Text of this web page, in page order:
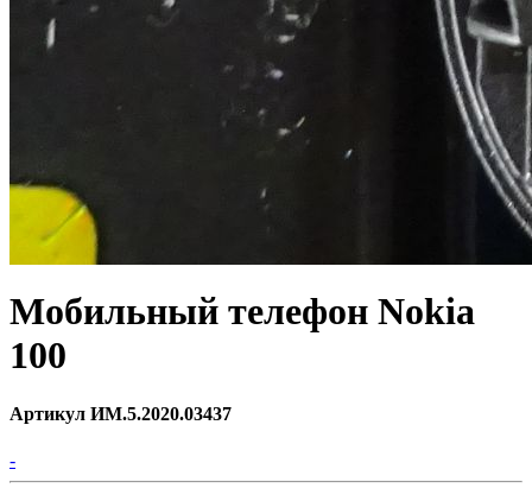
Мобильный телефон Nokia
100
Артикул ИМ.5.2020.03437
-